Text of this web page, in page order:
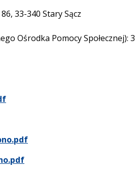
33-340 Stary Sącz
Ośrodka Pomocy Społecznej):